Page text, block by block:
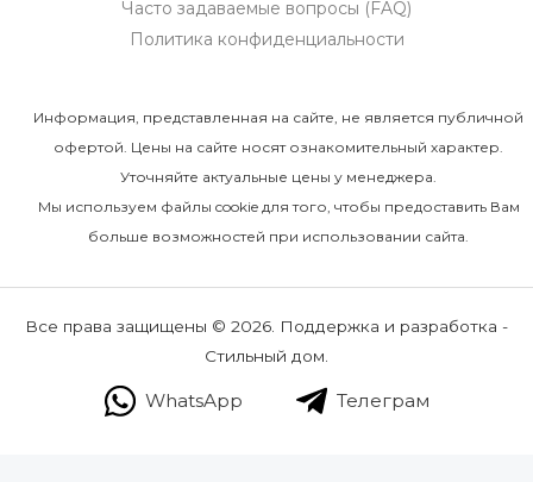
Часто задаваемые вопросы (FAQ)
Политика конфиденциальности
Информация, представленная на сайте, не является публичной
офертой. Цены на сайте носят ознакомительный характер.
Уточняйте актуальные цены у менеджера.
Мы используем файлы cookie для того, чтобы предоставить Вам
больше возможностей при использовании сайта.
Все права защищены © 2026. Поддержка и разработка -
Стильный дом.
WhatsApp Телеграм